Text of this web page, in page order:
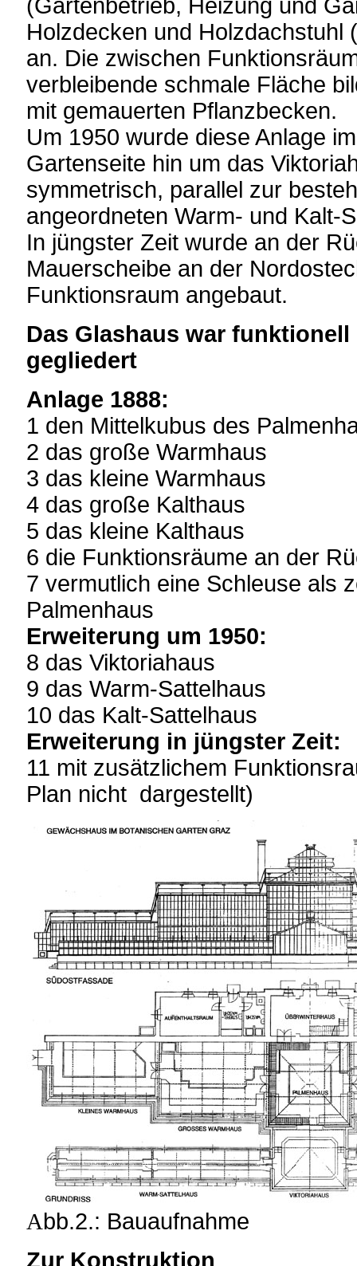
(Gartenbetrieb, Heizung und
Holzdecken und Holzdachstuhl
an. Die zwischen
verbleibende schmale Fläche
mit gemauerten Pflanzbecken.
Um 1950 wurde diese Anlage
Gartenseite hin um das
symmetrisch, parallel zur
angeordneten Warm- und Kalt-
In jüngster Zeit wurde an der
Mauerscheibe an der
Funktionsraum angebaut.
Das Glashaus war
gegliedert
Anlage 1888:
1 den Mittelkubus des
2 das große Warmhaus
3 das kleine Warmhaus
4 das große Kalthaus
5 das kleine Kalthaus
6 die Funktionsräume an der
7 vermutlich eine Schleuse als
Palmenhaus
Erweiterung um 1950:
8 das Viktoriahaus
9 das Warm-Sattelhaus
10 das Kalt-Sattelhaus
Erweiterung in jüngster Zeit:
11 mit zusätzlichem
Plan nicht dargestellt)
Abb.2.: Bauaufnahme
Zur Konstruktion